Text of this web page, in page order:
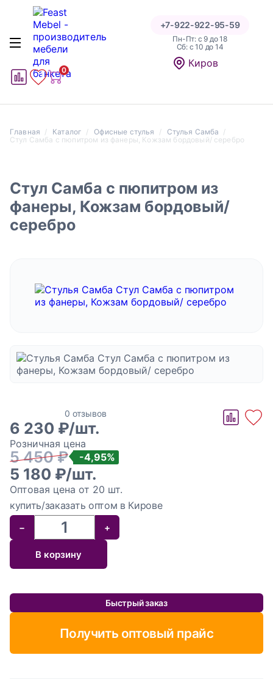
Киров
+7-922-922-95-59
Пн-Пт: с 9 до 18
Cб: с 10 до 14
1 1
0
Главная Каталог Офисные стулья
Стулья Самба
Стул Самба с пюпитром из фанеры, Кожзам бордовый/ серебро
Стул Самба с пюпитром из
фанеры, Кожзам бордовый/
серебро
Самба с
пюпитром
из
фанеры,
Кожзам
бордовый/
серебро
0 отзывов
6 230 ₽/шт.
Розничная цена
5 450 ₽ -4,95%
5 180 ₽/шт.
Оптовая цена от 20 шт.
купить/заказать оптом в Кирове
− +
В корзину
Быстрый заказ
Получить оптовый прайс
Написать отзыв
сбора персональных данных, а также подтверждаю
ознакомление стекстом политики в отношении обработки
персональных данных